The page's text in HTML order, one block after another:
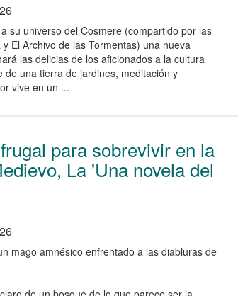
su universo del Cosmere (compartido por las
El Archivo de las Tormentas) una nueva
las delicias de los aficionados a la cultura
de una tierra de jardines, meditación y
vive en un ...
para sobrevivir en la
La 'Una novela del
mago amnésico enfrentado a las diabluras de